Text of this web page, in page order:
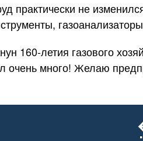
практически не
160-летия газового
много! Желаю